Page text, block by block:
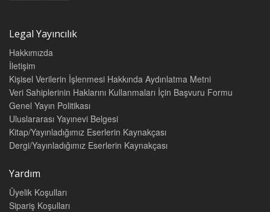
Legal Yayıncılık
Hakkımızda
İletişim
Kişisel Verilerin İşlenmesi Hakkında Aydınlatma Metni
Veri Sahiplerinin Haklarını Kullanmaları İçin Başvuru Formu
Genel Yayın Politikası
Uluslararası Yayınevi Belgesi
Kitap/Yayınladığımız Eserlerin Kaynakçası
Dergi/Yayınladığımız Eserlerin Kaynakçası
Yardım
Üyelik Koşulları
Sipariş Koşulları